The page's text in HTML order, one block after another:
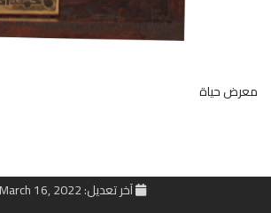
معرض حياة
آخر تعديل: March 16, 2022